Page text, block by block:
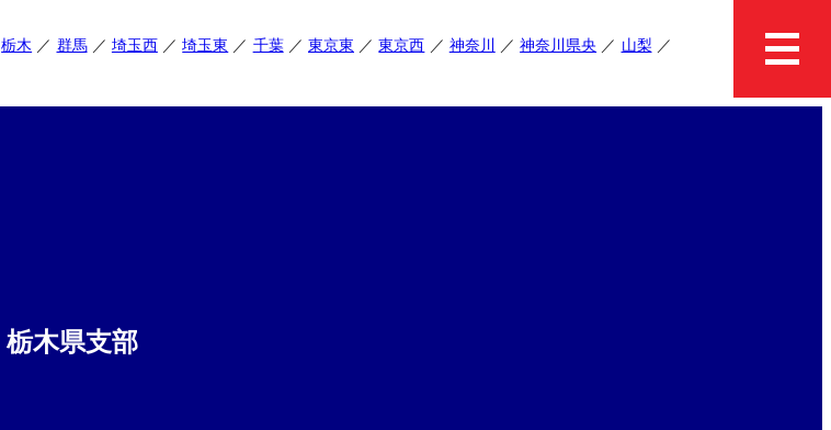
栃木 群馬 埼玉西 埼玉東 千葉 東京東 東京西 神奈川 神奈川県央
山梨
栃木県支部